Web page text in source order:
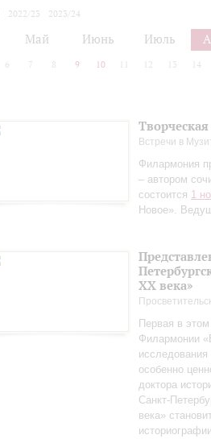
2022/23
2023/24
Май Июнь Июль
6 7 8 9 10 12 13 14
Встречи в
Филармония
– автором
состоится 1
Новое».
ХХ века»
Первая в
Филармонии
особенно
доктора
века»